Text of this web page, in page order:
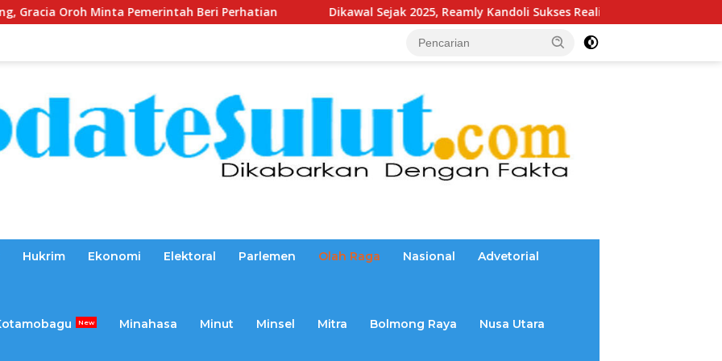
Pemerintah Beri Perhatian Dikawal Sejak 2025, Reamly Kandoli Sukses Realisasikan Aspirasi Warga. Anggaran
Hukrim Ekonomi Elektoral Parlemen Olah Raga Nasional Advetorial
Minahasa Minut Minsel Mitra Bolmong Raya Nusa Utara